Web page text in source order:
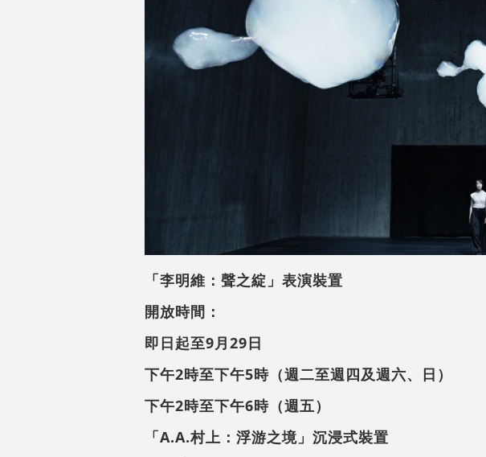
「李明維：聲之綻」表演裝置
開放時間：
即日起至9月29日
下午2時至下午5時（週二至週四及週六、日）
下午2時至下午6時（週五）
「A.A.村上：浮游之境」沉浸式裝置